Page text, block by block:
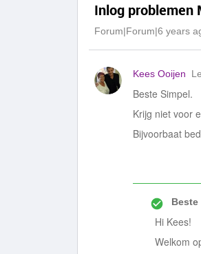
Inlog problemen
Forum|Forum|6 years
Kees Ooijen
Beste Simpel.
Krijg niet voor
Bijvoorbaat
Hi Kees!
Welkom